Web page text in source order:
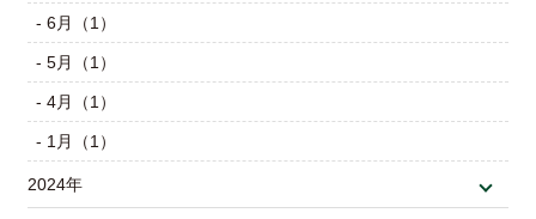
- 6月（1）
- 5月（1）
- 4月（1）
- 1月（1）
2024年